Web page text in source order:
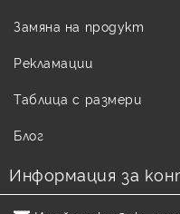
Замяна на продукт
Рекламации
Таблица с размери
Блог
Информация за